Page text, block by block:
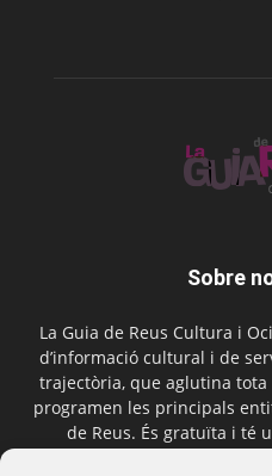
Sobre
La Guia de Reus Cultura i
d’informació cultural i de
trajectòria, que aglutina tota
programen les principals
de Reus. És gratuïta i té